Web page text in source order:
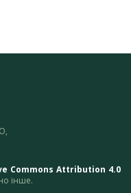
Commons Attribution 4.0
інше.